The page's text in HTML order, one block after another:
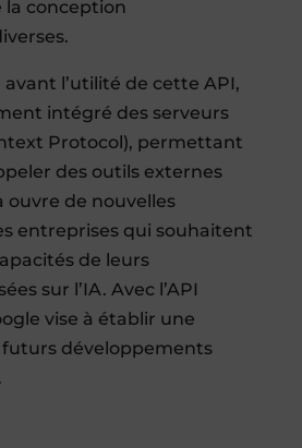
la conception
l’utilité de cette API,
intégré des serveurs
Protocol), permettant
des outils externes
ouvre de nouvelles
entreprises qui souhaitent
de leurs
sur l’IA. Avec l’API
vise à établir une
développements